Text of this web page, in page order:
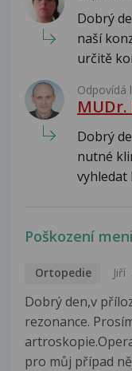
Dobrý
naší
určitě
Odpovídá
Dobrý
nutné
vyhledat
Poškození
Ortopedie Jiří
Dobrý den,v
rezonance.
pro můj případ